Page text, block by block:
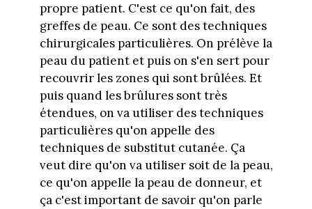
propre patient. C'est ce qu'on fait, des
greffes de peau. Ce sont des techniques
chirurgicales particulières. On prélève la
peau du patient et puis on s'en sert pour
recouvrir les zones qui sont brûlées. Et
puis quand les brûlures sont très
étendues, on va utiliser des techniques
particulières qu'on appelle des
techniques de substitut cutanée. Ça
veut dire qu'on va utiliser soit de la peau,
ce qu'on appelle la peau de donneur, et
ça c'est important de savoir qu'on parle